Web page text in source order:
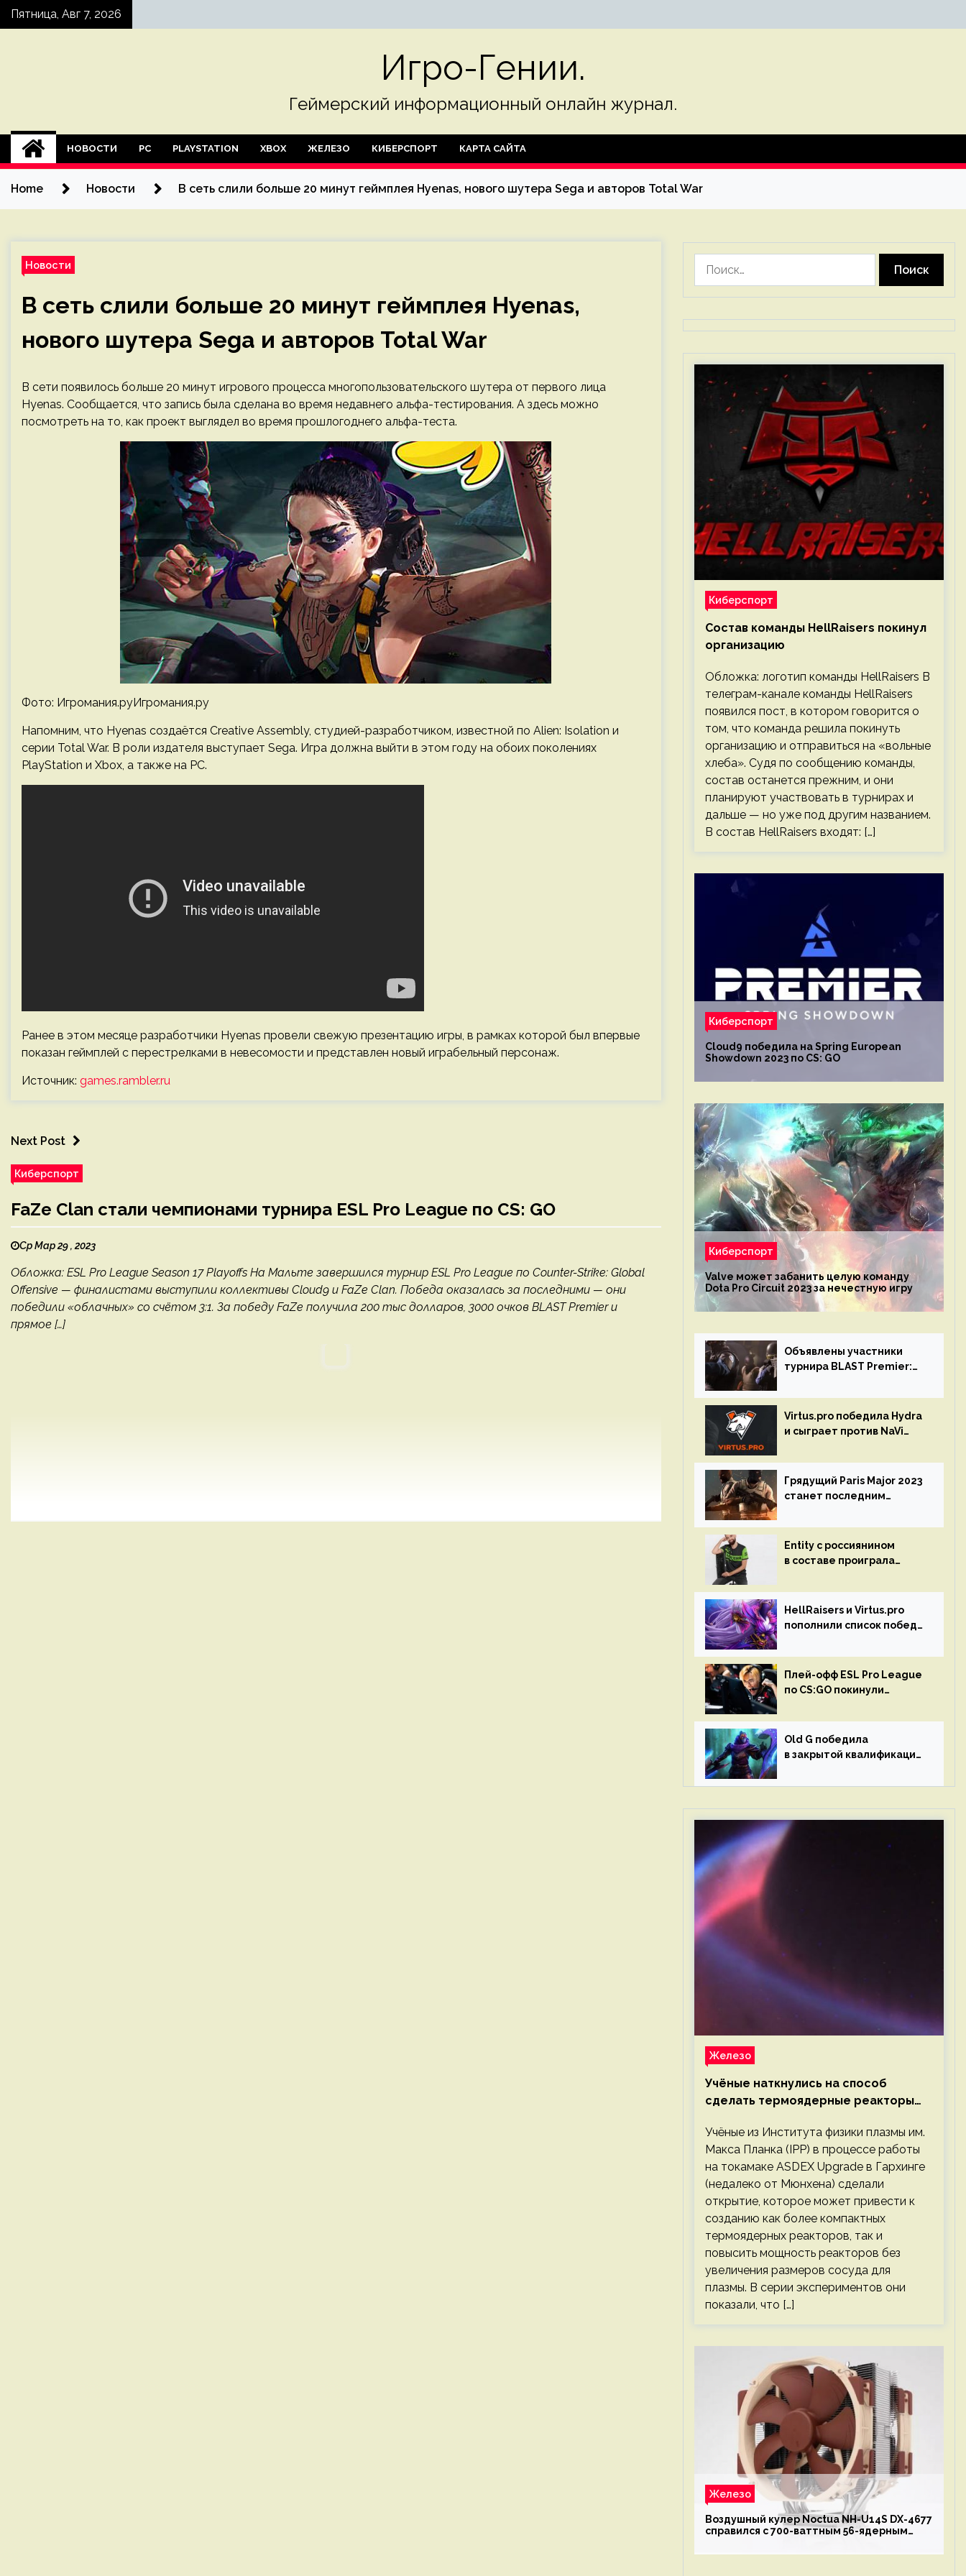
SkipПятница, Авг 7, 2026
Игро-Гении.
Геймерский информационный онлайн журнал.
НОВОСТИ PC PLAYSTATION XBOX ЖЕЛЕЗО КИБЕРСПОРТ КАРТА САЙТА
Home Новости В сеть слили больше 20 минут геймплея Hyenas, нового шутера Sega и авторов Total War
Новости
В сеть слили больше 20 минут геймплея Hyenas,
нового шутера Sega и авторов Total War
В сети появилось больше 20 минут игрового процесса многопользовательского шутера от первого лица
Hyenas. Сообщается, что запись была сделана во время недавнего альфа-тестирования. А здесь можно
посмотреть на то, как проект выглядел во время прошлогоднего альфа-теста.
Фото: Игромания.руИгромания.ру
Напомним, что Hyenas создаётся Creative Assembly, студией-разработчиком, известной по Alien: Isolation и
серии Total War. В роли издателя выступает Sega. Игра должна выйти в этом году на обоих поколениях
PlayStation и Xbox, а также на PC.
Ранее в этом месяце разработчики Hyenas провели свежую презентацию игры, в рамках которой был впервые
показан геймплей с перестрелками в невесомости и представлен новый играбельный персонаж.
Источник: games.rambler.ru
Next Post
Киберспорт
FaZe Clan стали чемпионами турнира ESL Pro League по CS: GO
Ср Мар 29 , 2023
Обложка: ESL Pro League Season 17 Playoffs На Мальте завершился турнир ESL Pro League по Counter-Strike: Global
Offensive — финалистами выступили коллективы Cloud9 и FaZe Clan. Победа оказалась за последними — они
победили «облачных» со счётом 3:1. За победу FaZe получила 200 тыс долларов, 3000 очков BLAST Premier и
прямое […]
Киберспорт
Состав команды HellRaisers покинул
организацию
Обложка: логотип команды HellRaisers В
телеграм-канале команды HellRaisers
появился пост, в котором говорится о
том, что команда решила покинуть
организацию и отправиться на «вольные
хлеба». Судя по сообщению команды,
состав останется прежним, и они
планируют участвовать в турнирах и
дальше — но уже под другим названием.
В состав HellRaisers входят: […]
Киберспорт
Cloud9 победила на Spring European
Showdown 2023 по CS: GO
Киберспорт
Valve может забанить целую команду
Dota Pro Circuit 2023 за нечестную игру
Объявлены участники
турнира BLAST Premier:
Virtus.pro победила Hydra
и сыграет против NaVi
Circuit
Грядущий Paris Major 2023
станет последним
GO
Entity с россиянином
в составе проиграла
Circuit 2023
HellRaisers и Virtus.pro
пополнили список побед
Плей-офф ESL Pro League
по CS:GO покинули
Old G победила
в закрытой квалификации
Западной Европы
Железо
Учёные наткнулись на способ
сделать термоядерные реакторы
Учёные из Института физики плазмы им.
Макса Планка (IPP) в процессе работы
на токамаке ASDEX Upgrade в Гархинге
(недалеко от Мюнхена) сделали
открытие, которое может привести к
созданию как более компактных
термоядерных реакторов, так и
повысить мощность реакторов без
увеличения размеров сосуда для
плазмы. В серии экспериментов они
показали, что […]
Железо
Воздушный кулер Noctua NH-U14S DX-4677
справился с 700-ваттным 56-ядерным